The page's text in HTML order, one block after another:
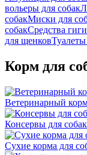
вольеры для собак
собакМиски для
собакСредства
для щенковТуалеты
Корм для
Ветеринарный
Консервы для собак
Сухие корма для